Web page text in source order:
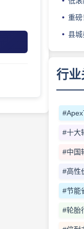
重磅
县城养
行业
#十大
#中国
#高性
#节能
#轮胎